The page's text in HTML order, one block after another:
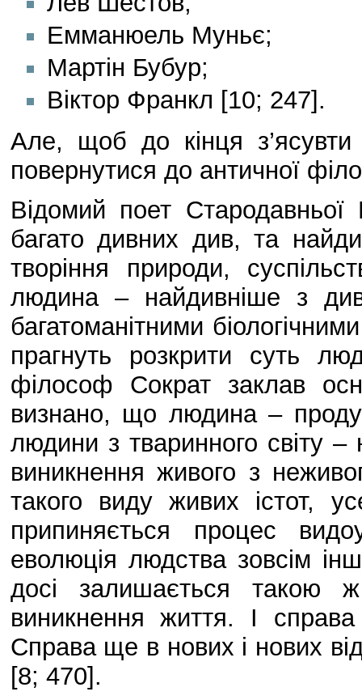
Емманюель Муньє;
Мартін Бубур;
Віктор Франкл [10; 247].
Але, щоб до кінця з’ясувти
повернутися до античної
Відомий поет Стародавньої
багато дивних див, та
творіння природи,
людина – найдивніше з
багатоманітними
прагнуть розкрити суть
філософ Сократ заклав
визнано, що людина –
людини з тваринного світу –
виникнення живого з
такого виду живих істот,
припиняється процес
еволюція людства зовсім
досі залишається такою
виникнення життя. І
Справа ще в нових і нових
[8; 470].